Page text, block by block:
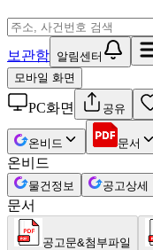
보관함 알림센터
모바일 화면
PC화면 공유
온비드 문서
온비드
물건정보 공고상세
문서
공고문&첨부파일